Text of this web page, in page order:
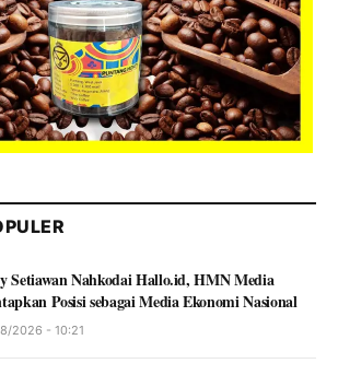
Setiawan Nahkodai Hallo.id, HMN Media
Posisi sebagai Media Ekonomi Nasional
2026 - 10:21